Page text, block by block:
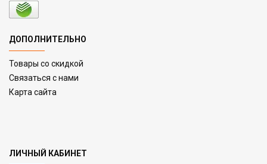
ДОПОЛНИТЕЛЬНО
Товары со скидкой
Связаться с нами
Карта сайта
ЛИЧНЫЙ КАБИНЕТ